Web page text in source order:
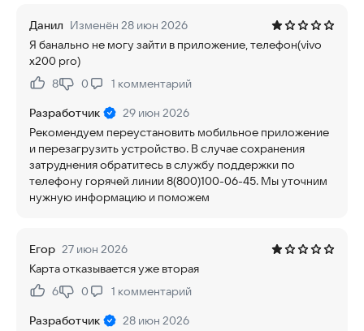
Данил Изменён 28 июн 2026
Я банально не могу зайти в приложение, телефон(vivo
x200 pro)
Нравится:
8Не нравится:
0 1 комментарий
Разработчик
29 июн 2026
Рекомендуем переустановить мобильное приложение
и перезагрузить устройство. В случае сохранения
затруднения обратитесь в службу поддержки по
телефону горячей линии 8(800)100-06-45. Мы уточним
нужную информацию и поможем
Егор 27 июн 2026
Карта отказывается уже вторая
Нравится:
6Не нравится:
0 1 комментарий
Разработчик
28 июн 2026